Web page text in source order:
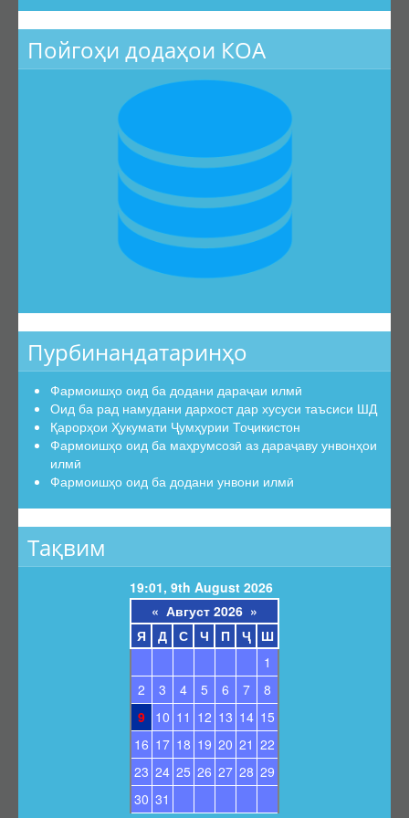
Пойгоҳи додаҳои КОА
Пурбинандатаринҳо
Фармоишҳо оид ба додани дараҷаи илмӣ
Оид ба рад намудани дархост дар хусуси таъсиси ШД
Қарорҳои Ҳукумати Ҷумҳурии Тоҷикистон
Фармоишҳо оид ба маҳрумсозӣ аз дараҷаву унвонҳои
илмӣ
Фармоишҳо оид ба додани унвони илмӣ
Тақвим
19:01, 9th August 2026
« Август 2026 »
Я
Д С Ч П Ҷ
Ш
1
2
3 4 5 6 7
8
9 10 11 12 13 14 15
16 17 18 19 20 21 22
23 24 25 26 27 28 29
30 31